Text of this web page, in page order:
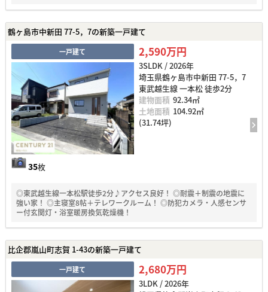
鶴ヶ島市中新田 77-5，7の新築一戸建て
一戸建て
35枚
2,590万円
3SLDK / 2026年
埼玉県鶴ヶ島市中新田 77-5，7
東武越生線 一本松 徒歩2分
建物面積 92.34㎡
土地面積 104.92㎡
(31.74坪)
◎東武越生線一本松駅徒歩2分♪アクセス良好！ ◎耐震＋制震の地震に
強い家！ ◎主寝室8帖＋テレワークルーム！ ◎防犯カメラ・人感センサ
ー付玄関灯・浴室暖房換気乾燥機！
比企郡嵐山町志賀 1-43の新築一戸建て
一戸建て 2,680万円
3LDK / 2026年